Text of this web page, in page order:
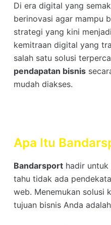
Di era digital yang
berinovasi agar mampu
strategi yang kini
kemitraan digital yang
salah satu solusi
pendapatan bisnis
mudah diakses.
Apa Itu
Bandarsport hadir untuk
tahu tidak ada
web. Menemukan solusi
tujuan bisnis Anda